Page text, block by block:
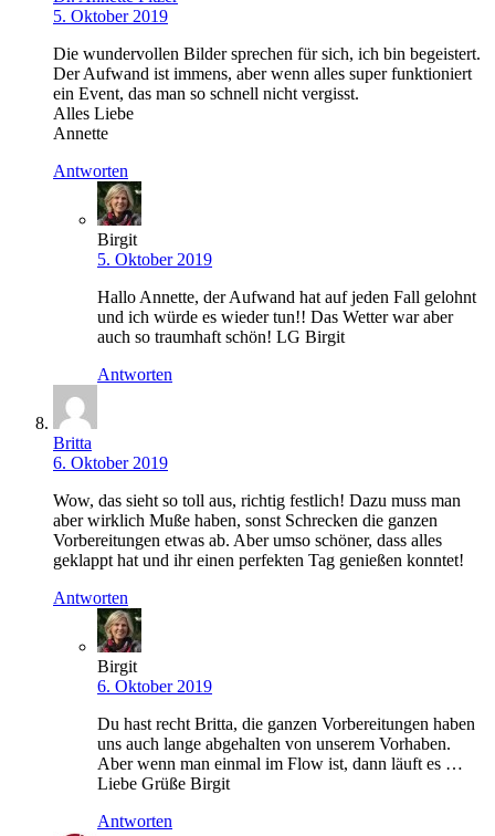
5. Oktober 2019
Die wundervollen Bilder sprechen für sich, ich bin begeistert.
Der Aufwand ist immens, aber wenn alles super funktioniert
ein Event, das man so schnell nicht vergisst.
Alles Liebe
Annette
Antworten
Birgit
5. Oktober 2019
Hallo Annette, der Aufwand hat auf jeden Fall gelohnt
und ich würde es wieder tun!! Das Wetter war aber
auch so traumhaft schön! LG Birgit
Antworten
Britta
6. Oktober 2019
Wow, das sieht so toll aus, richtig festlich! Dazu muss man
aber wirklich Muße haben, sonst Schrecken die ganzen
Vorbereitungen etwas ab. Aber umso schöner, dass alles
geklappt hat und ihr einen perfekten Tag genießen konntet!
Antworten
Birgit
6. Oktober 2019
Du hast recht Britta, die ganzen Vorbereitungen haben
uns auch lange abgehalten von unserem Vorhaben.
Aber wenn man einmal im Flow ist, dann läuft es …
Liebe Grüße Birgit
Antworten